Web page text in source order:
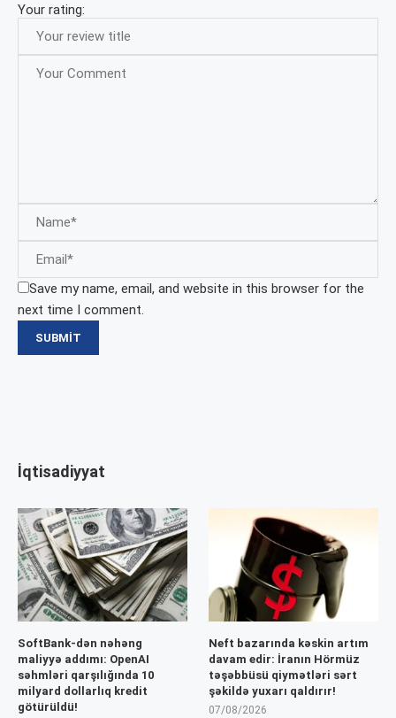
Your rating:
Save my name, email, and website in this browser for the
next time I comment.
İqtisadiyyat
SoftBank-dən nəhəng
maliyyə addımı: OpenAI
səhmləri qarşılığında 10
milyard dollarlıq kredit
götürüldü!
Neft bazarında kəskin artım
davam edir: İranın Hörmüz
təşəbbüsü qiymətləri sərt
şəkildə yuxarı qaldırır!
07/08/2026